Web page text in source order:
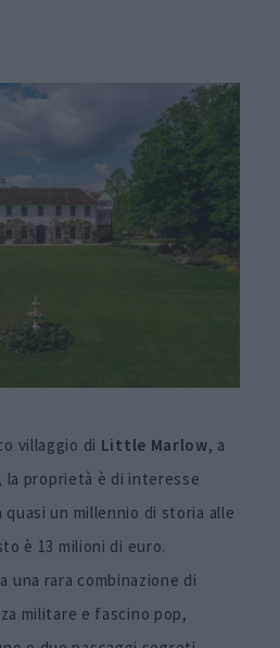
villaggio di Little Marlow, a
, la proprietà è di interesse
un millennio di storia alle
è 13 milioni di euro.
una rara combinazione di
militare e fascino pop,